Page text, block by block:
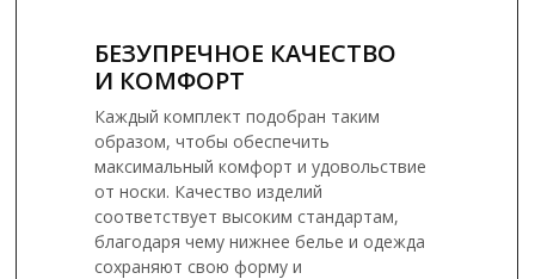
Каждый комплект подобран таким
образом, чтобы обеспечить
максимальный комфорт и удовольствие
от носки. Качество изделий
соответствует высоким стандартам,
благодаря чему нижнее белье и одежда
сохраняют свою форму и
БЕЗУПРЕЧНОЕ КАЧЕСТВО
И КОМФОРТ